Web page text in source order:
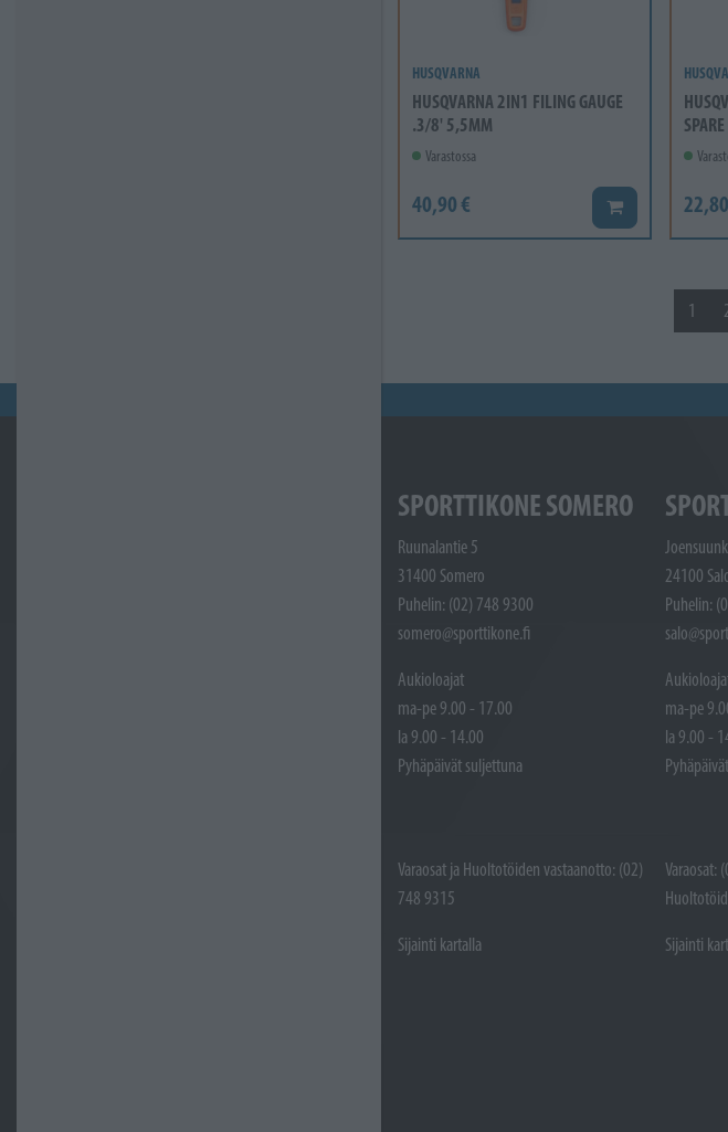
HUSQVARNA
HUSQVARNA 2IN1 FILING GAUGE
.3/8' 5,5MM
Varastossa
40,90 € Lisää koriin
1
SPORTTIKONE SOMERO
Ruunalantie 5
31400 Somero
Puhelin: (02) 748 9300
somero@sporttikone.fi
Aukioloajat
ma-pe 9.00 - 17.00
la 9.00 - 14.00
Pyhäpäivät suljettuna
Varaosat ja Huoltotöiden vastaanotto: (02)
748 9315
Sijainti kartalla
24100
Puhelin:
ma-pe
la 9.00 -
Varaosat:
Sijainti